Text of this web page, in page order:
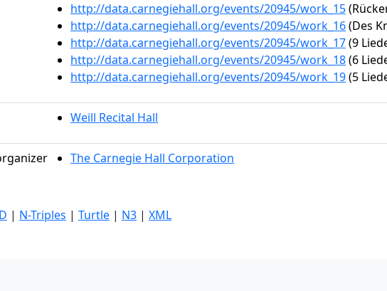
http://data.carnegiehall.org/events/20945/work_15
http://data.carnegiehall.org/events/20945/work_16(Des
http://data.carnegiehall.org/events/20945/work_17(9
http://data.carnegiehall.org/events/20945/work_18(6
http://data.carnegiehall.org/events/20945/work_19(5
Weill Recital Hall
The Carnegie Hall Corporation
| N-Triples | Turtle | N3 | XML